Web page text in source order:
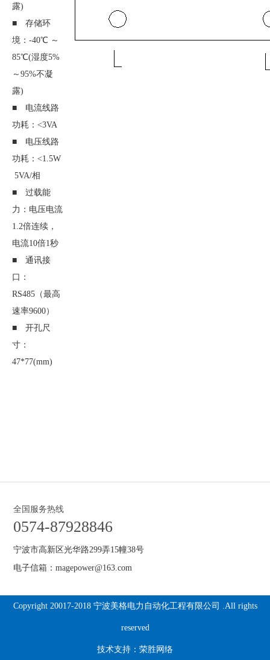
露)
■ 存储环
境：-40℃ ～
85℃(湿度5%
～95%不凝
露)
■ 电流线路
功耗：<3VA
■ 电压线路
功耗：<1.5W
5VA/相
■ 过载能
力：电压电流
1.2倍连续，
电流10倍1秒
■ 通讯接
口：
RS485（最高
速率9600）
■ 开孔尺
寸：
47*77(mm)
全国服务热线
0574-87928846
宁波市高新区光华路299弄15幢38号
电子信箱：magepower@163.com
Copyright 20017-2018 宁波美格电力自动化工程有限公司 .All rights
reserved
技术支持： 荣胜网络